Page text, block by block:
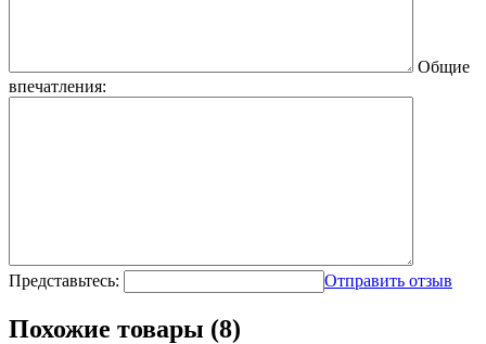
Общие
впечатления:
Представьтесь: Отправить отзыв
Похожие товары (8)